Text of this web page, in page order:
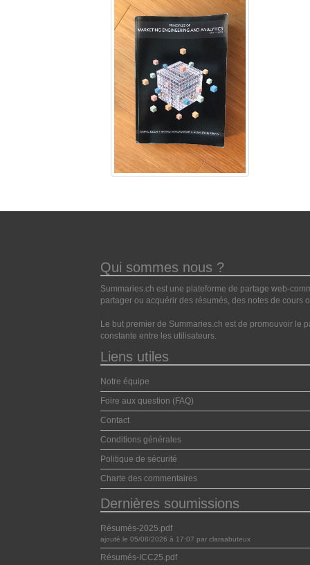
Qui sommes nous ?
Summaries.ch est une plateforme de partage web-
partager ou acquérir des résumés, des notes de cours
Le but premier de Summaries.ch est de promouvoir le
constante entre les utilisateurs.
Liens utiles
Notre équipe
Foire aux question (FAQ)
Contact
Conditions générales
Politique de sécurité
Charte des commentaires
Dernières soumissions
Résumés-2025.pdf
ajouté le 05/08/2026 à 17:07 par claraabuteux
Résumés-ICC25.pdf